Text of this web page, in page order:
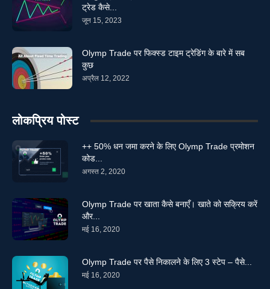
ट्रेड कैसे...
जून 15, 2023
Olymp Trade पर फिक्स्ड टाइम ट्रेडिंग के बारे में सब
कुछ
अप्रैल 12, 2022
लोकप्रिय पोस्ट
++ 50% धन जमा करने के लिए Olymp Trade प्रमोशन
कोड...
अगस्त 2, 2020
Olymp Trade पर खाता कैसे बनाएँ। खाते को सक्रिय करें
और...
मई 16, 2020
Olymp Trade पर पैसे निकालने के लिए 3 स्टेप – पैसे...
मई 16, 2020